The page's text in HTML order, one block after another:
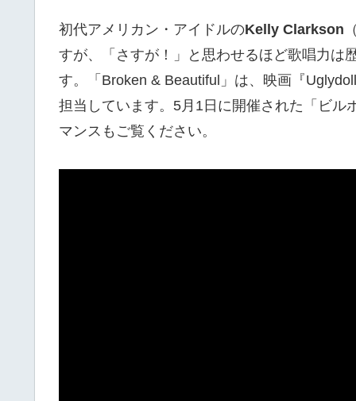
初代アメリカン・アイドルのKelly Clarkson
すが、「さすが！」と思わせるほど歌唱力は
す。「Broken & Beautiful」は、映画『
担当しています。5月1日に開催された「ビ
マンスもご覧ください。